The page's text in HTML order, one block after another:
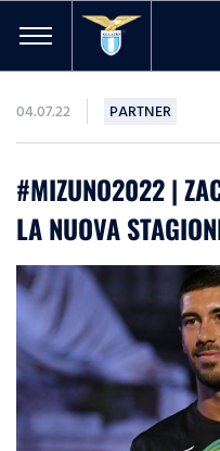
04.07.22 PARTNER
#MIZUNO2022 |
LA NUOVA